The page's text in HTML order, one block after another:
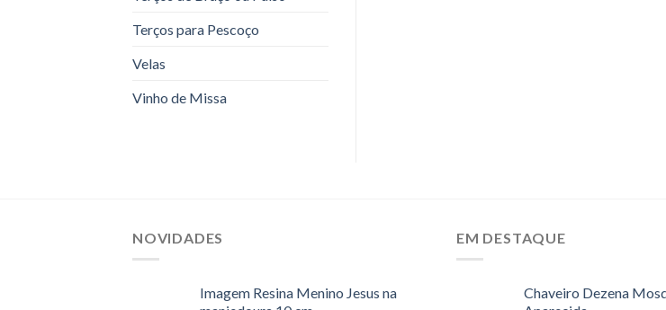
Terços para Pescoço
Velas
Vinho de Missa
NOVIDADES
Imagem Resina Menino Jesus na
EM DESTAQUE
Chaveiro Dezena